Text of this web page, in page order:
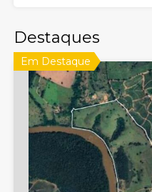
Destaques
Em Destaque